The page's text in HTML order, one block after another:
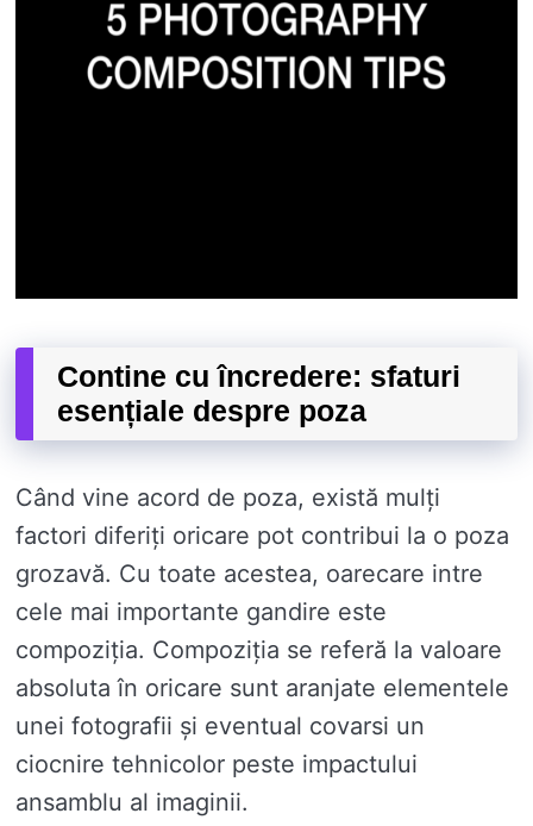
Contine cu încredere: sfaturi
esențiale despre poza
Când vine acord de poza, există mulți
factori diferiți oricare pot contribui la o poza
grozavă. Cu toate acestea, oarecare intre
cele mai importante gandire este
compoziția. Compoziția se referă la valoare
absoluta în oricare sunt aranjate elementele
unei fotografii și eventual covarsi un
ciocnire tehnicolor peste impactului
ansamblu al imaginii.